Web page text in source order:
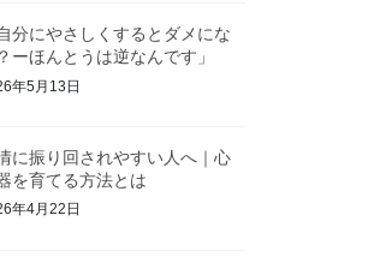
自分にやさしくするとダメにな
ーほんとうは逆なんです」
年5月13日
に振り回されやすい人へ｜心
を育てる方法とは
年4月22日